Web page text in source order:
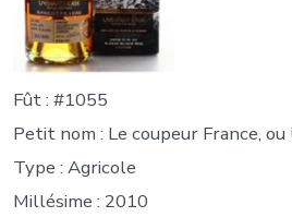
Fût : #1055
Petit nom : Le coupeur France, ou
Type : Agricole
Millésime : 2010